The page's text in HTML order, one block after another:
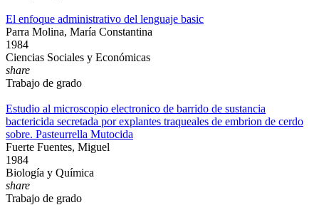
El enfoque administrativo del lenguaje basic
Parra Molina, María Constantina
1984
Ciencias Sociales y Económicas
share
Trabajo de grado
Estudio al microscopio electronico de barrido de sustancia
bactericida secretada por explantes traqueales de embrion de cerdo
sobre. Pasteurrella Mutocida
Fuerte Fuentes, Miguel
1984
Biología y Química
share
Trabajo de grado